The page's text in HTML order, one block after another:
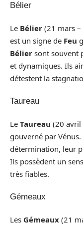
Bélier
Le Bélier (21 mars
est un signe de Feu
Bélier sont souvent
et dynamiques. Ils
détestent la
Taureau
Le Taureau (20 avril
gouverné par
détermination, leur
Ils possèdent un
très fiables.
Gémeaux
Les Gémeaux (21